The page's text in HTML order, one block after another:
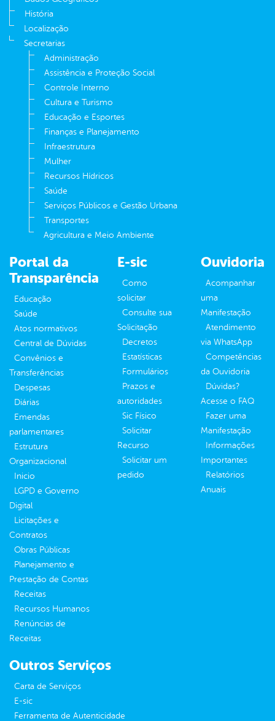
História
Localização
Secretarias
Administração
Assistência e Proteção Social
Controle Interno
Cultura e Turismo
Educação e Esportes
Finanças e Planejamento
Infraestrutura
Mulher
Recursos Hídricos
Saúde
Serviços Públicos e Gestão Urbana
Transportes
Agricultura e Meio Ambiente
Portal da
Transparência
Educação
Saúde
Atos normativos
Central de Dúvidas
Convênios e
Transferências
Despesas
Diárias
Emendas
parlamentares
Estrutura
Organizacional
Inicio
LGPD e Governo
Digital
Licitações e
Contratos
Obras Públicas
Planejamento e
Prestação de Contas
Receitas
Recursos Humanos
Renúncias de
Receitas
E-sic
Como
solicitar
Consulte sua
Solicitação
Decretos
Estatísticas
Formulários
Prazos e
autoridades
Sic Físico
Solicitar
Recurso
Solicitar um
pedido
Ouvidoria
Acompanhar
uma
Manifestação
Atendimento
via WhatsApp
Competências
da Ouvidoria
Dúvidas?
Acesse o FAQ
Fazer uma
Manifestação
Informações
Importantes
Relatórios
Anuais
Outros Serviços
Carta de Serviços
E-sic
Ferramenta de Autenticidade